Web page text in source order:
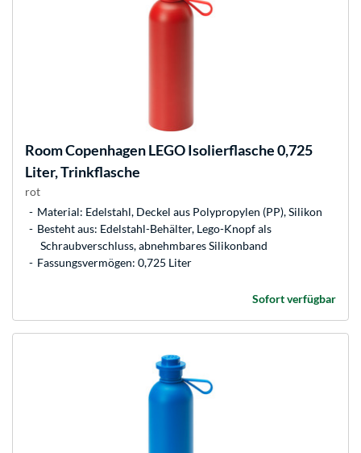
Room CopenhagenLEGO Isolierflasche 0,725
Liter, Trinkflasche
rot
Material: Edelstahl, Deckel aus Polypropylen (PP), Silikon
Besteht aus: Edelstahl-Behälter, Lego-Knopf als
Schraubverschluss, abnehmbares Silikonband
Fassungsvermögen: 0,725 Liter
Sofort verfügbar